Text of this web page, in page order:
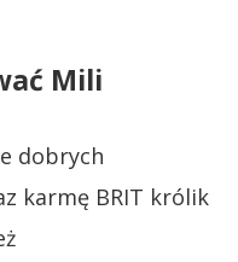
Mili
dobrych
karmę BRIT królik